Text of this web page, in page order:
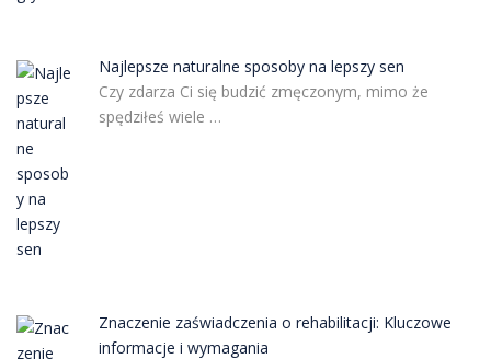
Najlepsze naturalne sposoby na lepszy sen
Czy zdarza Ci się budzić zmęczonym, mimo że
spędziłeś wiele …
Znaczenie zaświadczenia o rehabilitacji: Kluczowe
informacje i wymagania